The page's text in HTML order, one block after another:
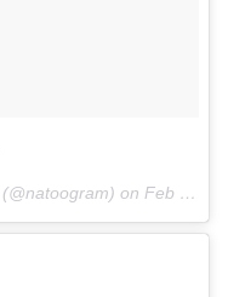
(@natoogram) on Feb 10, 2018 at 8:25am PST